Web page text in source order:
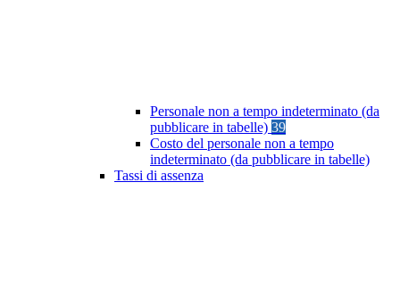
Personale non a tempo indeterminato (da
pubblicare in tabelle) 39
Costo del personale non a tempo
indeterminato (da pubblicare in tabelle)
Tassi di assenza